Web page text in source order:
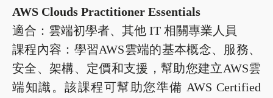
AWS Clouds Practitioner Essentials
適合：雲端初學者、其他 IT 相關專業人員
課程內容：學習AWS雲端的基本概念、服務、
安全、架構、定價和支援，幫助您建立AWS雲
端知識。該課程可幫助您準備 AWS Certified